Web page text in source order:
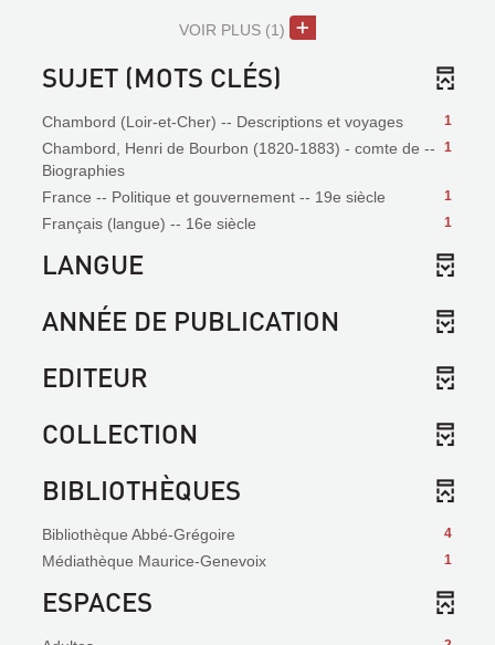
VOIR PLUS (1)
SUJET (MOTS CLÉS)
1
Chambord (Loir-et-Cher) -- Descriptions et voyages
1
Chambord, Henri de Bourbon (1820-1883) - comte de --
Biographies
1
France -- Politique et gouvernement -- 19e siècle
1
Français (langue) -- 16e siècle
LANGUE
ANNÉE DE PUBLICATION
EDITEUR
COLLECTION
BIBLIOTHÈQUES
4
Bibliothèque Abbé-Grégoire
1
Médiathèque Maurice-Genevoix
ESPACES